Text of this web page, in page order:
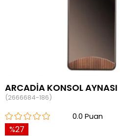
ARCADİA KONSOL AYNASI
(2666684-186)
0.0
27